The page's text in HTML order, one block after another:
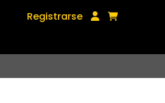
Registrarse